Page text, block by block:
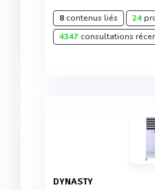
8contenus liés 24
4347consultations
DYNASTY